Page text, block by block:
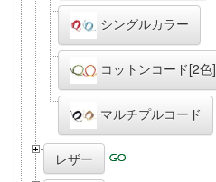
シングルカラー
コットンコード[2色]
マルチプルコード
レザー